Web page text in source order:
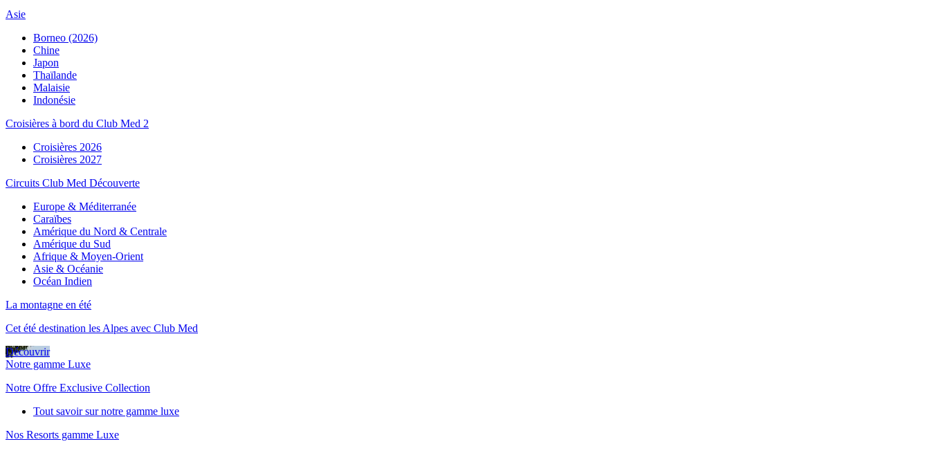
Asie
Borneo (2026)
Chine
Japon
Thaïlande
Malaisie
Indonésie
Croisières à bord du Club Med 2
Croisières 2026
Croisières 2027
Circuits Club Med Découverte
Europe & Méditerranée
Caraïbes
Amérique du Nord & Centrale
Amérique du Sud
Afrique & Moyen-Orient
Asie & Océanie
Océan Indien
La montagne en été
Cet été destination les Alpes avec Club Med
Découvrir
Notre gamme Luxe
Notre Offre Exclusive Collection
Tout savoir sur notre gamme luxe
Nos Resorts gamme Luxe